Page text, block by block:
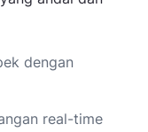
dengan
real-time